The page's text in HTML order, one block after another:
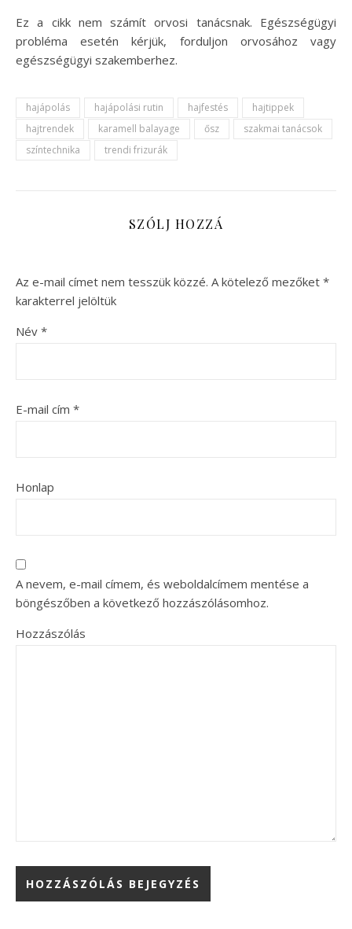
Ez a cikk nem számít orvosi tanácsnak. Egészségügyi
probléma esetén kérjük, forduljon orvosához vagy
egészségügyi szakemberhez.
hajápolás hajápolási rutin hajfestés
hajtippek
hajtrendek
karamell balayage ősz
szakmai tanácsok
színtechnika
trendi frizurák
SZÓLJ HOZZÁ
Az e-mail címet nem tesszük közzé. A kötelező mezőket *
karakterrel jelöltük
Név *
E-mail cím *
Honlap
A nevem, e-mail címem, és weboldalcímem mentése a
böngészőben a következő hozzászólásomhoz.
Hozzászólás